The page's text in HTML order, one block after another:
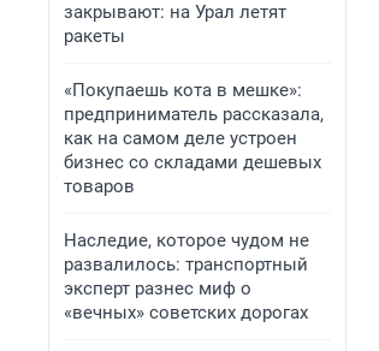
закрывают: на Урал летят
ракеты
«Покупаешь кота в мешке»:
предприниматель рассказала,
как на самом деле устроен
бизнес со складами дешевых
товаров
Наследие, которое чудом не
развалилось: транспортный
эксперт разнес миф о
«вечных» советских дорогах